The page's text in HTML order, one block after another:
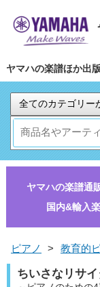
ヤマハの楽譜ほか出
ヤマハの楽譜通
国内&輸入
ピアノ > 教育的
ちいさなリサ